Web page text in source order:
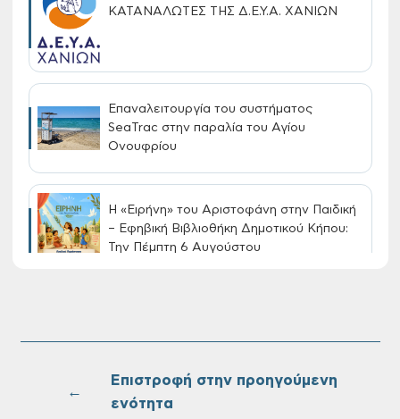
ΚΑΤΑΝΑΛΩΤΕΣ ΤΗΣ Δ.Ε.Υ.Α. ΧΑΝΙΩΝ
Επαναλειτουργία του συστήματος
SeaTrac στην παραλία του Αγίου
Ονουφρίου
Η «Ειρήνη» του Αριστοφάνη στην Παιδική
– Εφηβική Βιβλιοθήκη Δημοτικού Κήπου:
Την Πέμπτη 6 Αυγούστου
Πλαστήρα της Δ.Κ. Τσικαλαριών
Πίνακες Κατάταξης & Βαθμολογίας,
←
Επιστροφή στην προηγούμενη
ενότητα